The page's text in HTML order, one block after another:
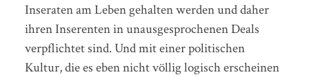
Inseraten am Leben gehalten werden und daher
ihren Inserenten in unausgesprochenen Deals
verpflichtet sind. Und mit einer politischen
Kultur, die es eben nicht völlig logisch erscheinen